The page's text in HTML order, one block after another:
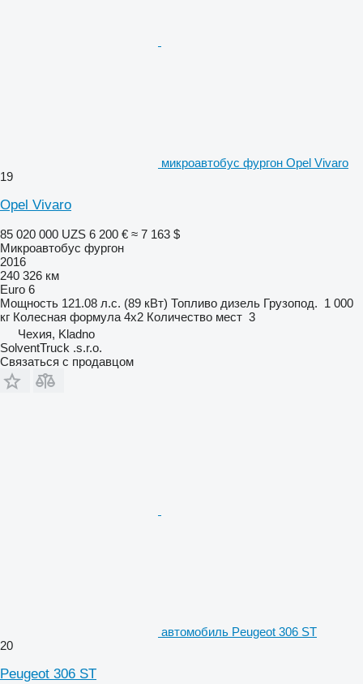
микроавтобус фургон Opel Vivaro
19
Opel Vivaro
85 020 000 UZS 6 200 € ≈ 7 163 $
Микроавтобус фургон
2016
240 326 км
Euro 6
Мощность 121.08 л.с. (89 кВт) Топливо дизель Грузопод. 1 000
кг Колесная формула 4x2 Количество мест 3
Чехия, Kladno
SolventTruck .s.r.o.
Связаться с продавцом
автомобиль Peugeot 306 ST
20
Peugeot 306 ST